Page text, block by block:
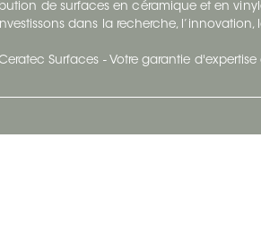
de surfaces en céramique et en
dans la recherche,
Surfaces - Votre garantie